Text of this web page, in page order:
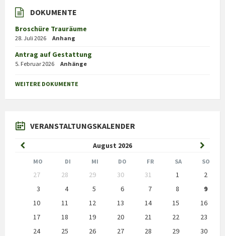
DOKUMENTE
Broschüre Trauräume
28. Juli 2026 Anhang
Antrag auf Gestattung
5. Februar 2026 Anhänge
WEITERE DOKUMENTE
VERANSTALTUNGSKALENDER
August 2026
Previous
Month
Month
MO DI MI DO FR SA SO
calendar
27 28 29 30 31 1
2
3
4 5 6 7 8
9
10
11 12 13 14 15
16
17
18 19 20 21 22
23
24
25 26 27 28 29
30